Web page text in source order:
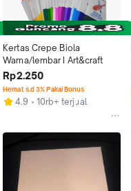
Kertas Crepe Biola
Warna/lembar I Art&craft
Rp2.250
Hemat s.d 3% Pakai Bonus
4.9 10rb+ terjual